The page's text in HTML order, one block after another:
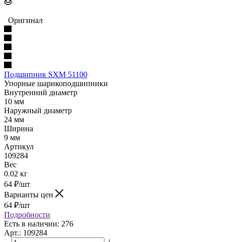
Оригинал
Подшипник SXM 51100
Упорные шарикоподшипники
Внутренний диаметр
10 мм
Наружный диаметр
24 мм
Ширина
9 мм
Артикул
109284
Вес
0.02 кг
64 ₽/шт
Варианты цен
64 ₽/шт
Подробности
Есть в наличии: 276
Арт.: 109284